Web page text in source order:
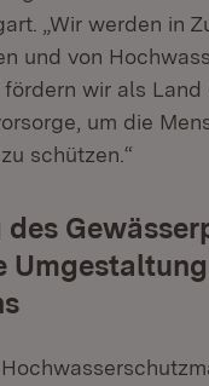
„Wir werden in
und von
wir als Land
um die
schützen.“